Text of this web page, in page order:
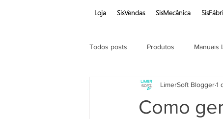
Loja SisVendas SisMecânica
Todos posts Produtos Manuais
Gerar pedido em pdf
Como
LimerSoft Blogger1